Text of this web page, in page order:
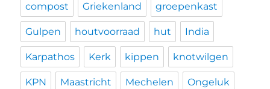
compost Griekenland groepenkast
Gulpen houtvoorraad hut India
Karpathos Kerk kippen knotwilgen
KPN Maastricht Mechelen Ongeluk